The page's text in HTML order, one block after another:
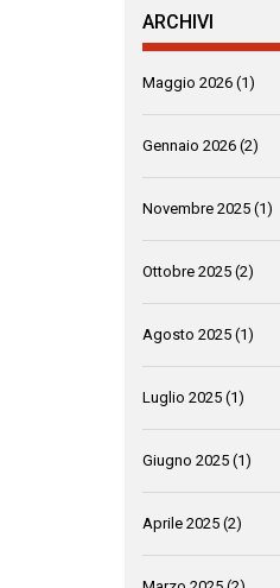
ARCHIVI
Maggio 2026 (1)
Gennaio 2026 (2)
Novembre 2025 (1)
Ottobre 2025 (2)
Agosto 2025 (1)
Luglio 2025 (1)
Giugno 2025 (1)
Aprile 2025 (2)